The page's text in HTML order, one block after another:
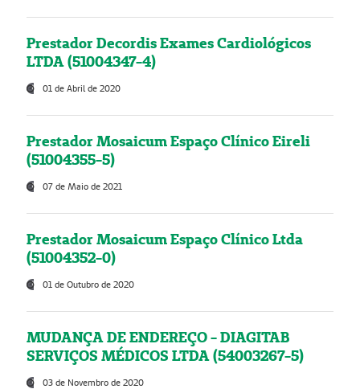
Prestador Decordis Exames Cardiológicos
LTDA (51004347-4)
01 de Abril de 2020
Prestador Mosaicum Espaço Clínico Eireli
(51004355-5)
07 de Maio de 2021
Prestador Mosaicum Espaço Clínico Ltda
(51004352-0)
01 de Outubro de 2020
MUDANÇA DE ENDEREÇO - DIAGITAB
SERVIÇOS MÉDICOS LTDA (54003267-5)
03 de Novembro de 2020